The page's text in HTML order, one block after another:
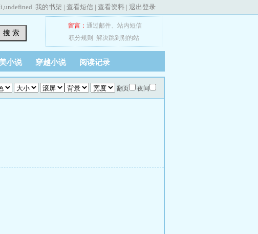
undefined 我的书架 | 查看短信 | 查看资料 | 退出登录
搜 索
留言： 通过邮件、 站内短信
积分规则
解决跳到别的站
小说 穿越小说 阅读记录
翻页 夜间